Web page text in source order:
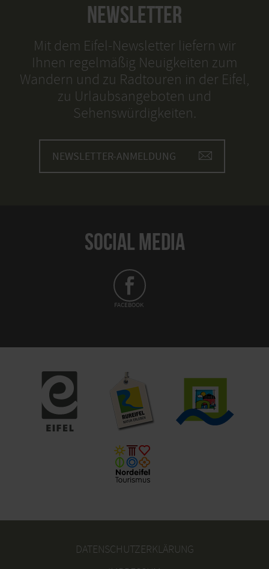
NEWSLETTER
Mit dem Eifel-Newsletter liefern wir
Ihnen regelmäßig Neuigkeiten zum
Wandern und zu Radtouren in der Eifel,
zu Urlaubsangeboten und
Sehenswürdigkeiten.
NEWSLETTER-ANMELDUNG
SOCIAL MEDIA
FACEBOOK
DATENSCHUTZERKLÄRUNG